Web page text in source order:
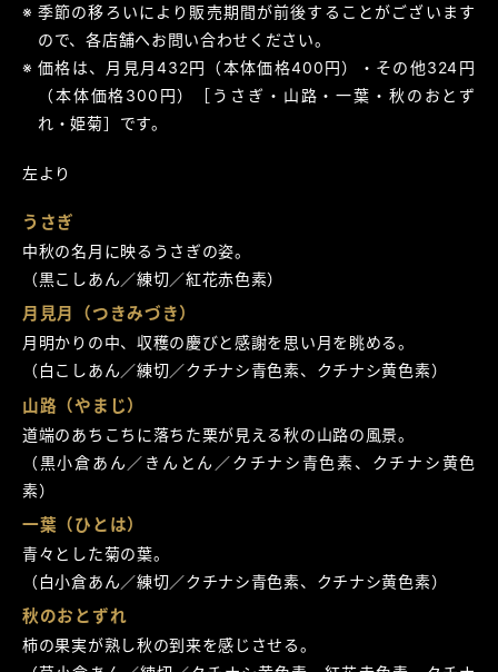
季節の移ろいにより販売期間が前後することがございます
ので、各店舗へお問い合わせください。
価格は、月見月432円（本体価格400円）・その他324円
（本体価格300円）［うさぎ・山路・一葉・秋のおとず
れ・姫菊］です。
左より
うさぎ
中秋の名月に映るうさぎの姿。
（黒こしあん／練切／紅花赤色素）
月見月（つきみづき）
月明かりの中、収穫の慶びと感謝を思い月を眺める。
（白こしあん／練切／クチナシ青色素、クチナシ黄色素）
山路（やまじ）
道端のあちこちに落ちた栗が見える秋の山路の風景。
（黒小倉あん／きんとん／クチナシ青色素、クチナシ黄色
素）
一葉（ひとは）
青々とした菊の葉。
（白小倉あん／練切／クチナシ青色素、クチナシ黄色素）
秋のおとずれ
柿の果実が熟し秋の到来を感じさせる。